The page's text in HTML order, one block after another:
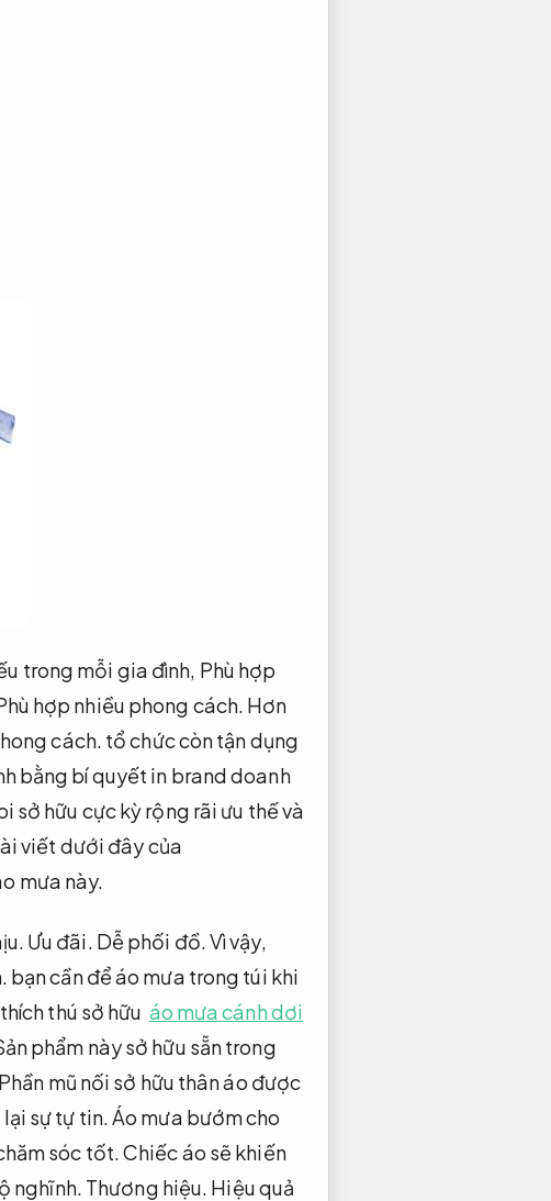
trong mỗi gia đình, Phù hợp
hợp nhiều phong cách. Hơn
cách. tổ chức còn tận dụng
bằng bí quyết in brand doanh
sở hữu cực kỳ rộng rãi ưu thế và
viết dưới đây của
mưa này.
Ưu đãi. Dễ phối đồ.Vì vậy,
bạn cần để áo mưa trong túi khi
thú sở hữu áo mưa cánh dơi
phẩm này sở hữu sẵn trong
Phần mũ nối sở hữu thân áo được
sự tự tin.Áo mưa bướm cho
sóc tốt.Chiếc áo sẽ khiến
nghĩnh. Thương hiệu. Hiệu quả